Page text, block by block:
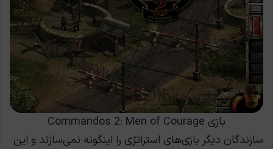
بازی Commandos 2: Men of Courage
سازندگان دیگر بازی‌های استراتژی را اینگونه نمی‌سازند و این